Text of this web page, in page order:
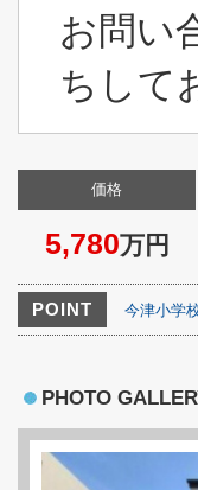
お問い
ちして
価格
5,780万円
POINT 今津小学
PHOTO